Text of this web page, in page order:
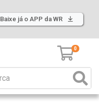
Baixe já o APP da WR
0